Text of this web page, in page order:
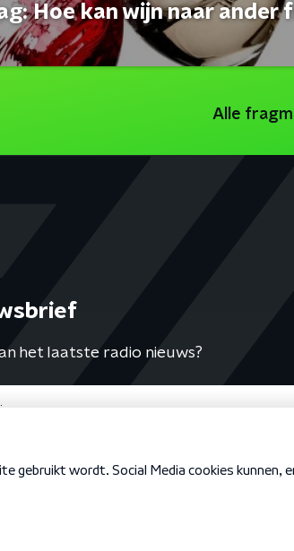
Hoe kan wijn naar ander
Alle
het laatste radio nieuws?